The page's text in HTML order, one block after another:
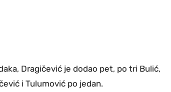
Dragičević je dodao pet, po tri Bulić,
i Tulumović po jedan.